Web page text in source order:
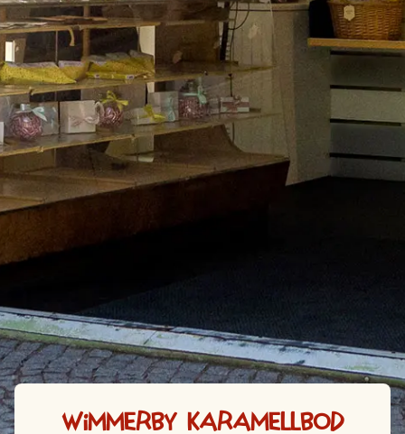
Wimmerby karamellbod